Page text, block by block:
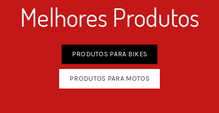
Melhores Produtos
PRODUTOS PARA BIKES
PRODUTOS PARA MOTOS